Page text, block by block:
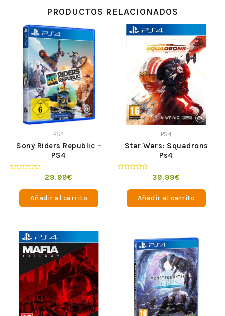
PRODUCTOS RELACIONADOS
PS4
Sony Riders Republic –
PS4
29.99€
Añadir al carrito
PS4
Star Wars: Squadrons
Ps4
39.99€
Añadir al carrito